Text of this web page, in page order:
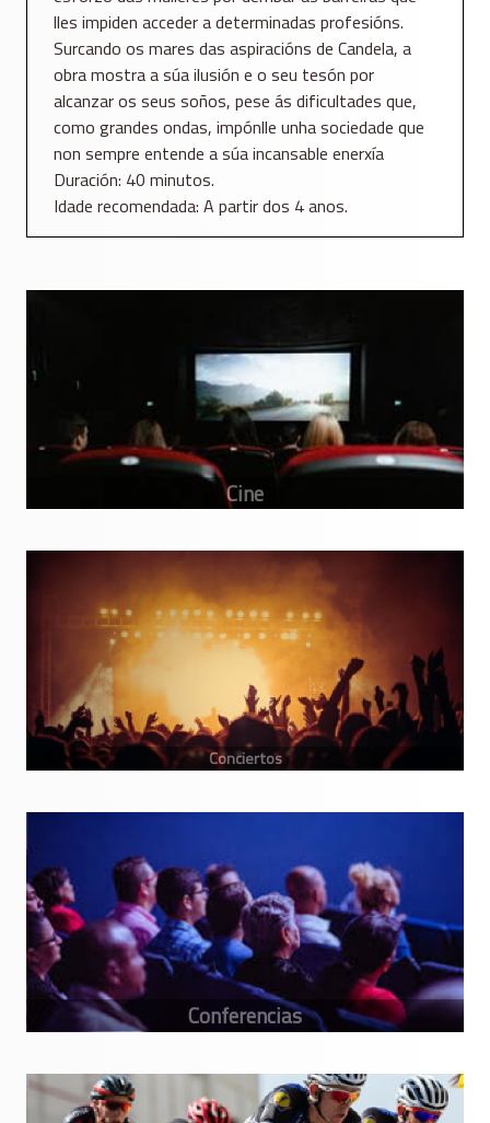
lles impiden acceder a determinadas profesións.
Surcando os mares das aspiracións de Candela, a
obra mostra a súa ilusión e o seu tesón por
alcanzar os seus soños, pese ás dificultades que,
como grandes ondas, impónlle unha sociedade que
non sempre entende a súa incansable enerxía
Duración: 40 minutos.
Idade recomendada: A partir dos 4 anos.